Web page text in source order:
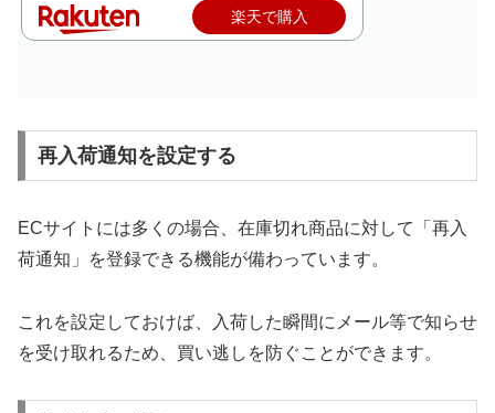
楽天で購入
再入荷通知を設定する
ECサイトには多くの場合、在庫切れ商品に対して「再入
荷通知」を登録できる機能が備わっています。
これを設定しておけば、入荷した瞬間にメール等で知らせ
を受け取れるため、買い逃しを防ぐことができます。